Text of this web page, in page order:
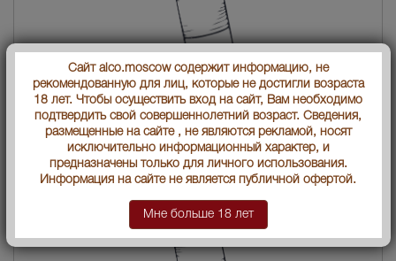
Mamont Ivory - водка особая Мамонт Айвери 0.5 л
1350 руб.
Сайт alco.moscow содержит информацию, не
рекомендованную для лиц, которые не достигли возраста
18 лет. Чтобы осуществить вход на сайт, Вам необходимо
подтвердить свой совершеннолетний возраст. Сведения,
размещенные на сайте , не являются рекламой, носят
исключительно информационный характер, и
предназначены только для личного использования.
Информация на сайте не является публичной офертой.
Мне больше 18 лет